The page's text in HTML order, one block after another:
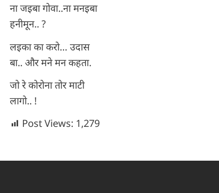
ना जइबा गोवा..ना मनइबा
हनीमून.. ?
लइका का करो… उदास
बा.. और मने मन कहता.
जो रे कोरोना तोर माटी
लागो.. !
Post Views: 1,279